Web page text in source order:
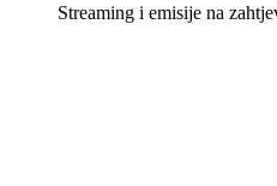
Streaming i emisije na